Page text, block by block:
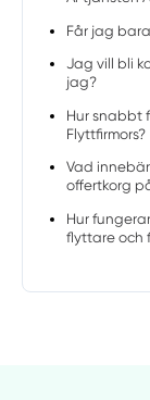
Får jag
Jag vill bli
jag?
Hur snabbt
Flyttfirmors?
Vad
offertkorg
Hur
flyttare och